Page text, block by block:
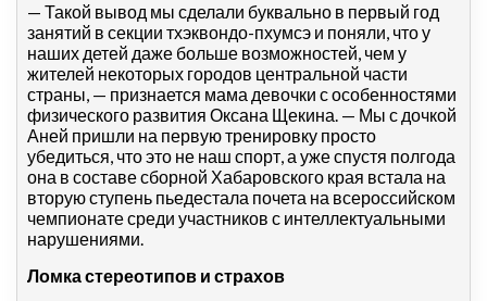
— Такой вывод мы сделали буквально в первый год
занятий в секции тхэквондо-пхумсэ и поняли, что у
наших детей даже больше возможностей, чем у
жителей некоторых городов центральной части
страны, — признается мама девочки с особенностями
физического развития Оксана Щекина. — Мы с дочкой
Аней пришли на первую тренировку просто
убедиться, что это не наш спорт, а уже спустя полгода
она в составе сборной Хабаровского края встала на
вторую ступень пьедестала почета на всероссийском
чемпионате среди участников с интеллектуальными
нарушениями.
Ломка стереотипов и страхов